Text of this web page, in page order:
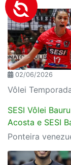
02/06/2026
Vôlei
SESI Vôlei
Acosta e SESI